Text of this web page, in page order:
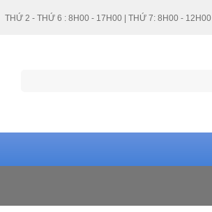
THỨ 2 - THỨ 6 : 8H00 - 17H00 | THỨ 7: 8H00 - 12H00